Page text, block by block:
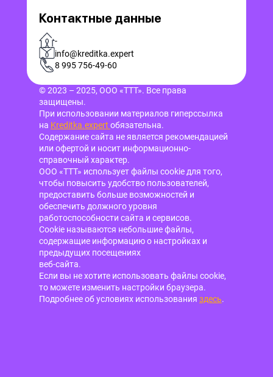
Контактные данные
-
info@kreditka.expert
8 995 756-49-60
© 2023 – 2025, ООО «ТТТ». Все права
защищены.
При использовании материалов гиперссылка
на Kreditka.expert обязательна.
Содержание сайта не является рекомендацией
или офертой и носит информационно-
справочный характер.
ООО «ТТТ» использует файлы cookie для того,
чтобы повысить удобство пользователей,
предоставить больше возможностей и
обеспечить должного уровня
работоспособности сайта и сервисов.
Cookie называются небольшие файлы,
содержащие информацию о настройках и
предыдущих посещениях
веб-сайта.
Если вы не хотите использовать файлы cookie,
то можете изменить настройки браузера.
Подробнее об условиях использования здесь.